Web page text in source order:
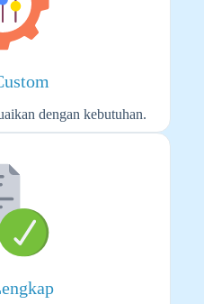
dengan kebutuhan.